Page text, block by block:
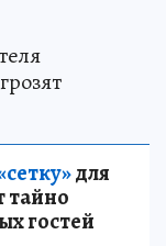
для
тайно
гостей